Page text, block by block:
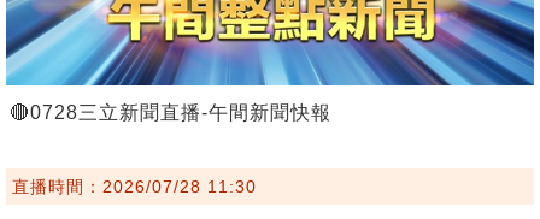
🔴0728三立新聞直播-午間新聞快報
直播時間：2026/07/28 11:30